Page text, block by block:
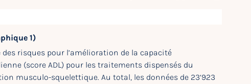
1)
risques pour l’amélioration de la capacité
(score ADL) pour les traitements dispensés du
musculo-squelettique. Au total, les données de 23‘923